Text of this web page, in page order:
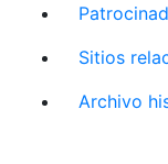
Sitios
Archivo